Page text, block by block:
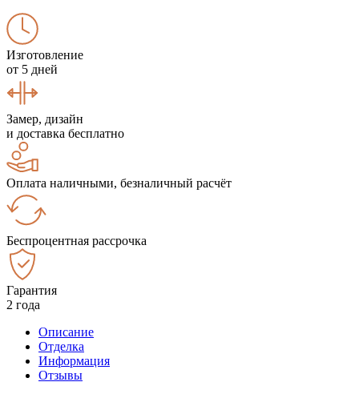
Изготовление
от 5 дней
Замер, дизайн
и доставка бесплатно
Оплата наличными, безналичный расчёт
Беспроцентная рассрочка
Гарантия
2 года
Описание
Отделка
Информация
Отзывы